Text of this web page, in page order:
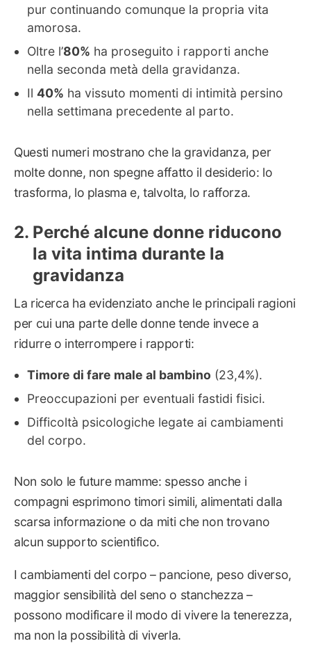
pur continuando comunque la propria vita
amorosa.
Oltre l’80% ha proseguito i rapporti anche
nella seconda metà della gravidanza.
Il40% ha vissuto momenti di intimità persino
nella settimana precedente al parto.
Questi numeri mostrano che la gravidanza, per
molte donne, non spegne affatto il desiderio: lo
trasforma, lo plasma e, talvolta, lo rafforza.
Perché alcune donne riducono
la vita intima durante la
gravidanza
La ricerca ha evidenziato anche le principali ragioni
per cui una parte delle donne tende invece a
ridurre o interrompere i rapporti:
Timore di fare male al bambino (23,4%).
Preoccupazioni per eventuali fastidi fisici.
Difficoltà psicologiche legate ai cambiamenti
del corpo.
Non solo le future mamme: spesso anche i
compagni esprimono timori simili, alimentati dalla
scarsa informazione o da miti che non trovano
alcun supporto scientifico.
I cambiamenti del corpo – pancione, peso diverso,
maggior sensibilità del seno o stanchezza –
possono modificare il modo di vivere la tenerezza,
ma non la possibilità di viverla.